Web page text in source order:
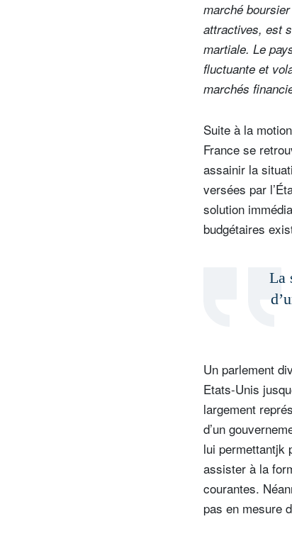
marché
attractives, est
martiale. Le
fluctuante et
marchés
Suite à la
France se
assainir la
versées par
solution
budgétaires
La
Un parlement
Etats-Unis
largement
d’un
lui permettantjk
assister à la
courantes.
pas en mesure